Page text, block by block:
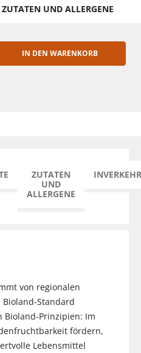
UND ALLERGENE
IN DEN WARENKORB
ZUTATEN
UND
ALLERGENE
von regionalen
Standard
Bioland-Prinzipien: Im
fördern,
Lebensmittel